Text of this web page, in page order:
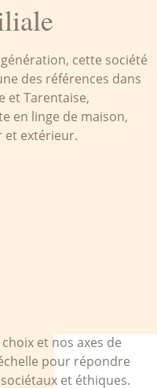
cette société
des références dans
et Tarentaise,
en linge de maison,
extérieur.
et nos axes de
pour répondre
et éthiques.